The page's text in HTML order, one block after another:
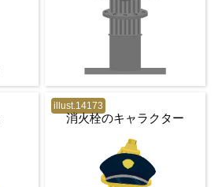
illust.14173
消火栓のキャラクター